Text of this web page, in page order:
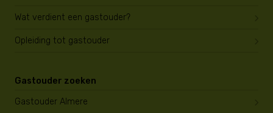
Wat verdient een gastouder?
Opleiding tot gastouder
Gastouder zoeken
Gastouder Almere